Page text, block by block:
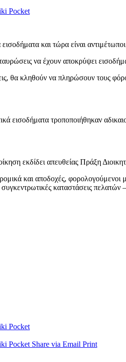
Pocket
και τώρα είναι
να έχουν αποκρύψει
θα κληθούν να πληρώσουν τους
εισοδήματα τροποποιήθηκαν
εκδίδει απευθείας Πράξη
και αποδοχές,
καταστάσεις
Pocket
Pocket Share via Email Print